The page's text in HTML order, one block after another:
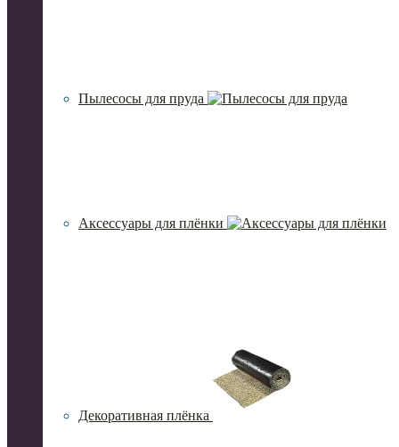
Пылесосы для пруда
Аксессуары для плёнки
Декоративная плёнка